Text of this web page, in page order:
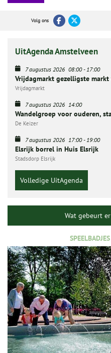
Volg ons
UitAgenda Amstelveen
7 augustus 2026 08:00-17:00
Vrijdagmarkt gezelligste markt
Vrijdagmarkt
7 augustus 2026 14:00
Wandelgroep voor ouderen,
De Keizer
7 augustus 2026 17:00-19:00
Elsrijk borrel in Huis Elsrijk
Stadsdorp Elsrijk
Volledige UitAgenda
Wat gebeurt